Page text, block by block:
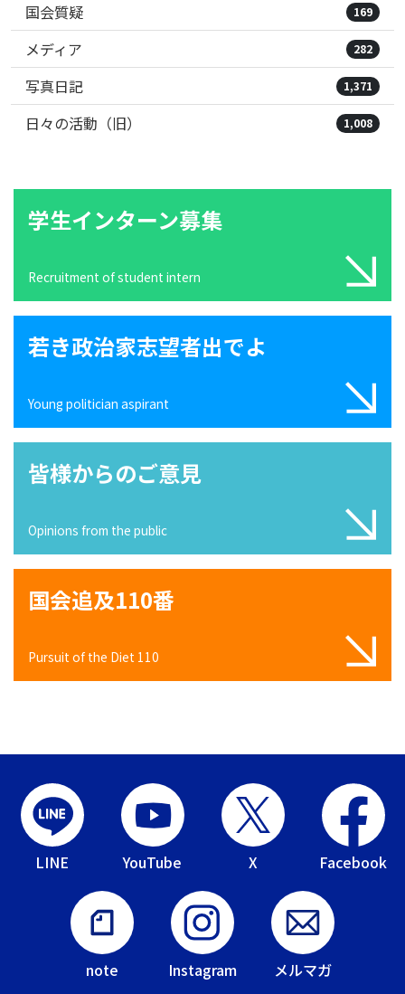
国会質疑 169
メディア 282
写真日記 1,371
日々の活動（旧） 1,008
学生インターン募集
Recruitment of student intern
若き政治家志望者出でよ
Young politician aspirant
皆様からのご意見
Opinions from the public
国会追及110番
Pursuit of the Diet 110
LINE YouTube X Facebook
note Instagram メルマガ